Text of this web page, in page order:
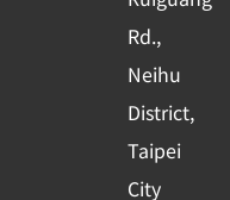
e
Rd.,
Neihu
District,
Taipei
City